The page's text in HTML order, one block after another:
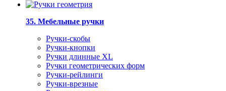
35. Мебельные ручки
Ручки-скобы
Ручки-кнопки
Ручки длинные XL
Ручки геометрических форм
Ручки-рейлинги
Ручки-врезные